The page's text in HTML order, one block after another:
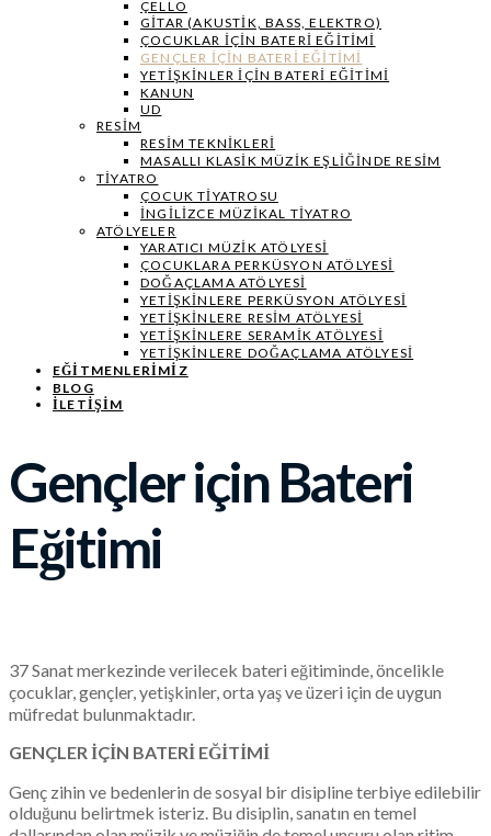
ÇELLO
GITAR (AKUSTIK, BASS, ELEKTRO)
ÇOCUKLAR IÇIN BATERI EĞITIMI
GENÇLER İÇIN BATERI EĞITIMI
YETIŞKINLER IÇIN BATERI EĞITIMI
KANUN
UD
RESIM
RESIM TEKNIKLERI
MASALLI KLASIK MÜZIK EŞLIĞINDE RESIM
TIYATRO
ÇOCUK TIYATROSU
İNGILIZCE MÜZIKAL TIYATRO
ATÖLYELER
YARATICI MÜZIK ATÖLYESI
ÇOCUKLARA PERKÜSYON ATÖLYESI
DOĞAÇLAMA ATÖLYESI
YETIŞKINLERE PERKÜSYON ATÖLYESI
YETIŞKINLERE RESIM ATÖLYESI
YETIŞKINLERE SERAMIK ATÖLYESI
YETIŞKINLERE DOĞAÇLAMA ATÖLYESI
EĞITMENLERIMIZ
BLOG
İLETİŞİM
Gençler için Bateri
Eğitimi
37 Sanat merkezinde verilecek bateri eğitiminde, öncelikle
çocuklar, gençler, yetişkinler, orta yaş ve üzeri için de uygun
müfredat bulunmaktadır.
GENÇLER İÇİN BATERİ EĞİTİMİ
Genç zihin ve bedenlerin de sosyal bir disipline terbiye edilebilir
olduğunu belirtmek isteriz. Bu disiplin, sanatın en temel